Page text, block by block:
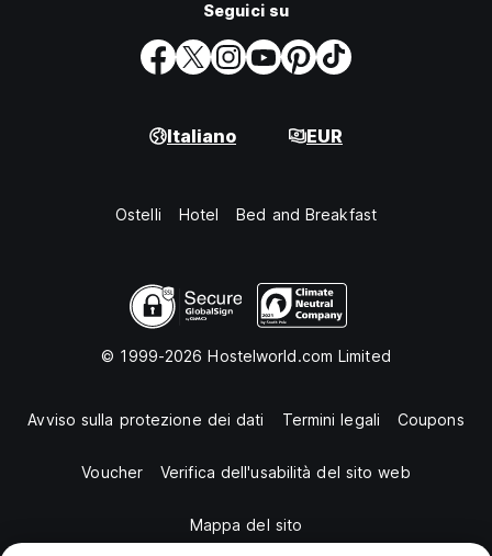
Seguici su
Italiano EUR
Ostelli Hotel Bed and Breakfast
© 1999-2026 Hostelworld.com Limited
Avviso sulla protezione dei dati Termini legali Coupons
Voucher Verifica dell'usabilità del sito web
Mappa del sito